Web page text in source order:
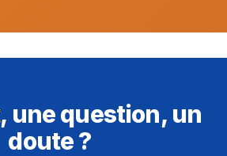
une question, un
doute ?